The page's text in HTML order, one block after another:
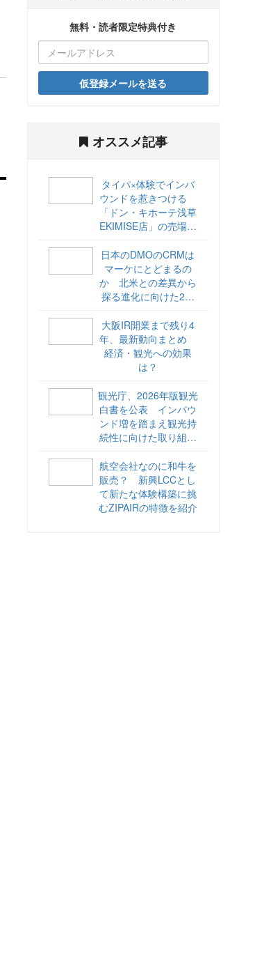
無料・読者限定特典付き
仮登録メールを送る
オススメ記事
タイパ×体験でインバ
ウンドを惹きつける
「ドン・キホーテ浅草
EKIMISE店」の売場づ
日本のDMOのCRMは
マーケにとどまるの
か 北米との差異から
探る進化に向けた2ス
海外DMOのリアル
vol.6】
大阪IR開業まで残り4
年、最新動向まとめ
経済・観光への効果
は？
観光庁、2026年版観光
白書を公表 インバウ
ンド増を踏まえ観光持
続性に向けた取り組み
航空会社なのに和牛を
販売？ 新興LCCとし
て新たな体験構築に挑
むZIPAIRの特徴を紹介